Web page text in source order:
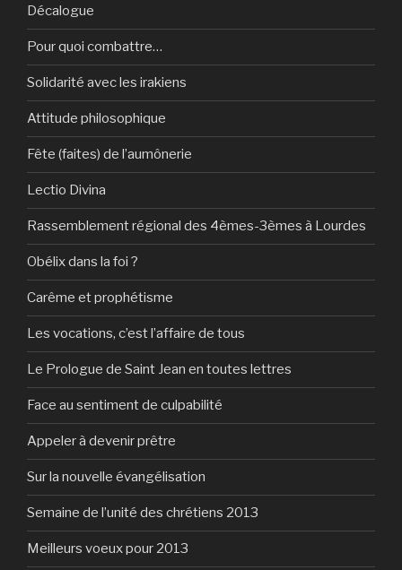
Décalogue
Pour quoi combattre…
Solidarité avec les irakiens
Attitude philosophique
Fête (faites) de l’aumônerie
Lectio Divina
Rassemblement régional des 4èmes-3èmes à Lourdes
Obélix dans la foi ?
Carême et prophétisme
Les vocations, c’est l’affaire de tous
Le Prologue de Saint Jean en toutes lettres
Face au sentiment de culpabilité
Appeler à devenir prêtre
Sur la nouvelle évangélisation
Semaine de l’unité des chrétiens 2013
Meilleurs voeux pour 2013